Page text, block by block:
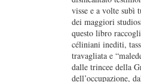
visse e a volte subì
dei maggiori
questo libro
céliniani inediti,
travagliata e
dalle trincee della
dell’occupazione,